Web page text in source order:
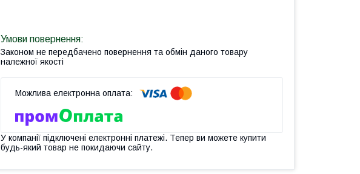
Законом не передбачено повернення та обмін даного товару
належної якості
У компанії підключені електронні платежі. Тепер ви можете купити
будь-який товар не покидаючи сайту.